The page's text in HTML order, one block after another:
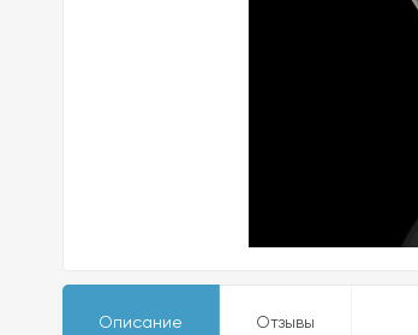
Описание Отзывы